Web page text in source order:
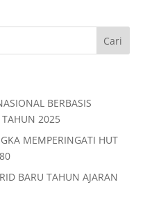
ar
e
BERBASIS
2025
MEMPERINGATI HUT
BARU TAHUN AJARAN